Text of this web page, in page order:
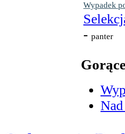
Wypadek
- panter